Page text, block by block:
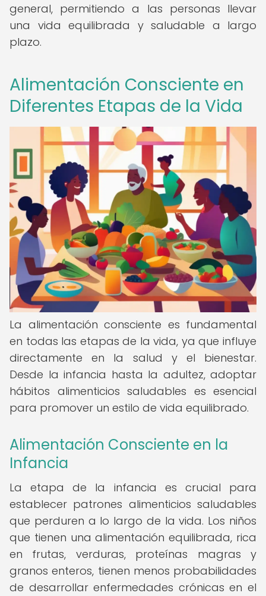
general, permitiendo a las personas llevar
una vida equilibrada y saludable a largo
plazo.
Alimentación Consciente en
Diferentes Etapas de la Vida
La alimentación consciente es fundamental
en todas las etapas de la vida, ya que influye
directamente en la salud y el bienestar.
Desde la infancia hasta la adultez, adoptar
hábitos alimenticios saludables es esencial
para promover un estilo de vida equilibrado.
Alimentación Consciente en la
Infancia
La etapa de la infancia es crucial para
establecer patrones alimenticios saludables
que perduren a lo largo de la vida. Los niños
que tienen una alimentación equilibrada, rica
en frutas, verduras, proteínas magras y
granos enteros, tienen menos probabilidades
de desarrollar enfermedades crónicas en el